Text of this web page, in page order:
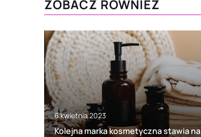
ZOBACZ RÓWNIEŻ
6 kwietnia 2023
Kolejna marka kosmetyczna stawia na